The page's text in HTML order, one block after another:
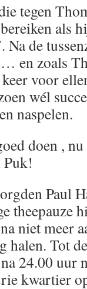
tegen
als
Na de
en zoals
voor
wél
naspelen.
doen ,
Puk!
Paul
theepauze
niet meer
halen. Tot
24.00 uur
kwartier